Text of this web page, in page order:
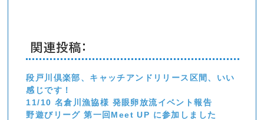
関連投稿:
段戸川倶楽部、キャッチアンドリリース区間、いい
感じです！
11/10 名倉川漁協様 発眼卵放流イベント報告
野遊びリーグ 第一回Meet UP に参加しました